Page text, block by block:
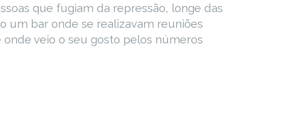
que fugiam da repressão, longe das
um bar onde se realizavam reuniões
veio o seu gosto pelos números